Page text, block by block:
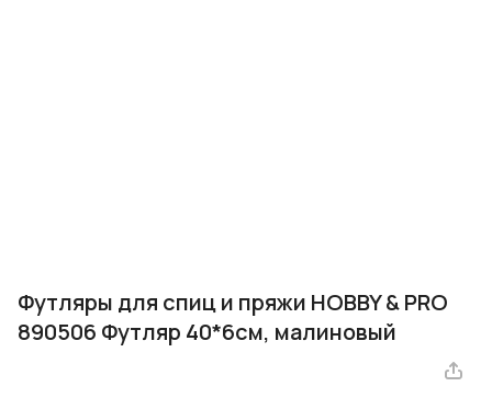
Футляры для спиц и пряжи HOBBY & PRO
890506 Футляр 40*6см, малиновый